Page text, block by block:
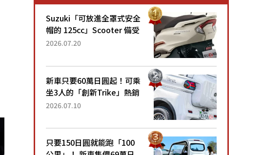
Suzuki「可放進全罩式安全
帽的 125cc」Scooter 備受
矚目！採用全新流線設計與
已陸續開始出口的新款
「B...
2026.07.20
新車只要60萬日圓起！可乘
坐3人的「創新Trike」熱銷
大賣成為人氣車款！「養車
日圓就能跑100公里」「小
朋友坐得...
2026.07.10
只要150日圓就能跑「100